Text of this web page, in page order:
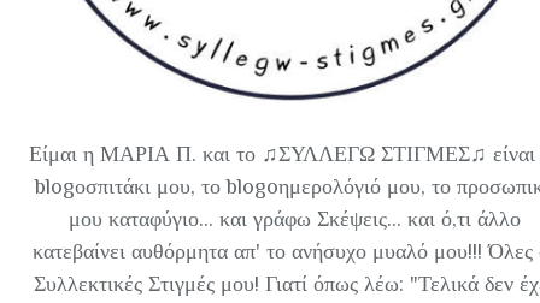
Είμαι η ΜΑΡΙΑ Π. και το ♫ΣΥΛΛΕΓΩ ΣΤΙΓΜΕΣ♫ είναι
blogοσπιτάκι μου, το blogoημερολόγιό μου, το
μου καταφύγιο... και γράφω Σκέψεις... και ό,τι άλλο
κατεβαίνει αυθόρμητα απ' το ανήσυχο μυαλό μου!!! Όλες
Συλλεκτικές Στιγμές μου! Γιατί όπως λέω: "Τελικά δεν